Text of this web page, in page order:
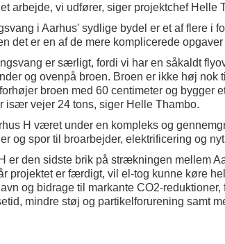
arbejde, vi udfører, siger projektchef Helle
i Aarhus' sydlige bydel er et af flere i
det er en af de mere komplicerede opgaver
er særligt, fordi vi har en såkaldt
og ovenpå broen. Broen er ikke høj nok til
broen med 60 centimeter og bygger
især vejer 24 tons, siger Helle Thambo.
H været under en kompleks og
og spor til broarbejder, elektrificering og
er den sidste brik på strækningen mellem
projektet er færdigt, vil el-tog kunne køre
og bidrage til markante CO2-reduktioner,
mindre støj og partikelforurening samt